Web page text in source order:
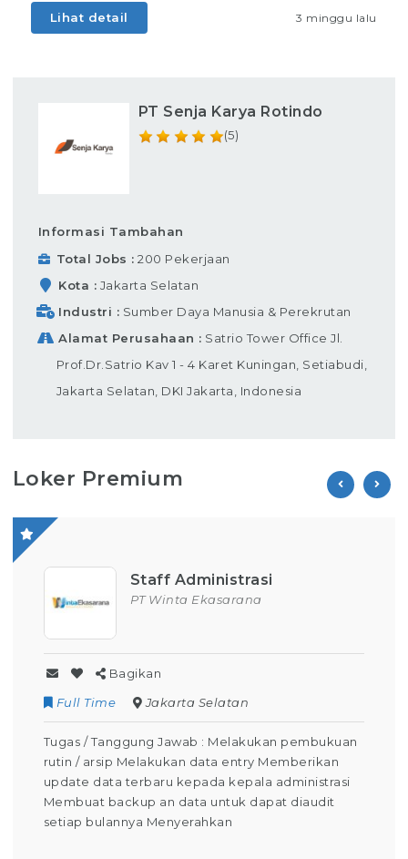
Lihat detail 3 minggu lalu
PT Senja Karya Rotindo
(5)
Informasi Tambahan
Total Jobs
200 Pekerjaan
Kota
Jakarta Selatan
Industri
Sumber Daya Manusia & Perekrutan
Alamat Perusahaan
Satrio Tower Office Jl.
Prof.Dr.Satrio Kav 1 - 4 Karet Kuningan, Setiabudi,
Jakarta Selatan, DKI Jakarta, Indonesia
Loker Premium
Staff Administrasi
PT Winta Ekasarana
Bagikan
Full Time
Jakarta Selatan
Tugas / Tanggung Jawab : Melakukan pembukuan
rutin / arsip Melakukan data entry Memberikan
update data terbaru kepada kepala administrasi
Membuat backup an data untuk dapat diaudit
setiap bulannya Menyerahkan